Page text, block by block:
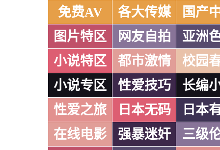
免费AV
各大传媒
国产
图片特区
网友自拍
亚洲
小说特区
都市激情
校园
小说专区
性爱技巧
长编
性爱之旅
日本无码
日本
在线电影
强暴迷奸 三级